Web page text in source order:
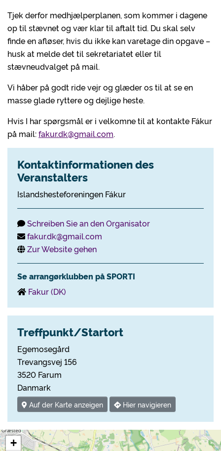
Tjek derfor medhjælperplanen, som kommer i dagene
op til stævnet og vær klar til aftalt tid. Du skal selv
finde en afløser, hvis du ikke kan varetage din opgave –
husk at melde det til sekretariatet eller til
stævneudvalget på mail.
Vi håber på godt ride vejr og glæder os til at se en
masse glade ryttere og dejlige heste.
Hvis I har spørgsmål er i velkomne til at kontakte Fákur
på mail:fakur.dk@gmail.com.
Kontaktinformationen des
Veranstalters
Islandshesteforeningen Fákur
Schreiben Sie an den Organisator
fakur.dk@gmail.com
Zur Website gehen
Se arrangørklubben på SPORTI
Fakur (DK)
Treffpunkt/Startort
Egemosegård
Trevangsvej 156
3520 Farum
Danmark
Auf der Karte anzeigen Hier navigieren
+